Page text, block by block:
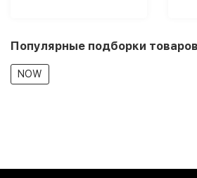
Популярные подборки товаров
NOW